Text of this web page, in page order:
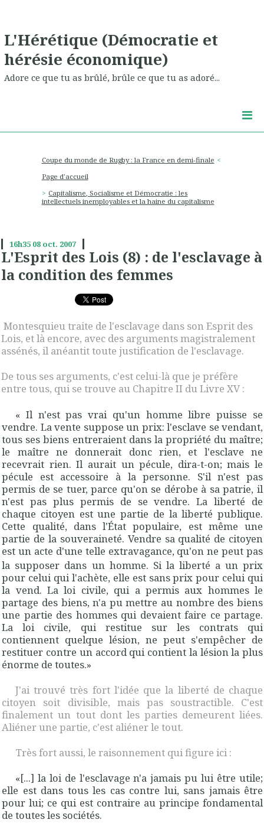
L'Hérétique (Démocratie et
hérésie économique)
Adore ce que tu as brûlé, brûle ce que tu as adoré...
Coupe du monde de Rugby : la France en demi-finale
Page d'accueil
Capitalisme, Socialisme et Démocratie : les
intellectuels inemployables et la haine du capitalisme
16h35 08 oct. 2007
L'Esprit des Lois (8) : de l'esclavage à
la condition des femmes
Montesquieu traite de l'esclavage dans son Esprit des
Lois, et là encore, avec des arguments magistralement
assénés, il anéantit toute justification de l'esclavage.
De tous ses arguments, c'est celui-là que je préfère
entre tous, qui se trouve au Chapitre II du Livre XV :
« Il n'est pas vrai qu'un homme libre puisse se
vendre. La vente suppose un prix: l'esclave se vendant,
tous ses biens entreraient dans la propriété du maître;
le maître ne donnerait donc rien, et l'esclave ne
recevrait rien. Il aurait unpécule, dira-t-on; mais le
pécule est accessoire à la personne. S'il n'est pas
permis de se tuer, parce qu'on se dérobe à sa patrie, il
n'est pas plus permis de se vendre. La liberté de
chaque citoyen est une partie de la liberté publique.
Cette qualité, dans l'État populaire, est même une
partie de la souveraineté. Vendre sa qualité de citoyen
est un acte d'une telle extravagance, qu'on ne peut pas
la supposer dans un homme. Si la liberté a un prix
pour celui qui l'achète, elle est sans prix pour celui qui
la vend. La loi civile, qui a permis aux hommes le
partage des biens, n'a pu mettre au nombre des biens
une partie des hommes qui devaient faire ce partage.
La loi civile, qui restitue sur les contrats qui
contiennent quelque lésion, ne peut s'empêcher de
restituer contre un accord qui contient la lésion la plus
énorme de toutes.»
J'ai trouvé très fort l'idée que la liberté de chaque
citoyen soit divisible, mais pas soustractible. C'est
finalement un tout dont les parties demeurent liées.
Aliéner une partie, c'est aliéner le tout.
Très fort aussi, le raisonnement qui figure ici :
«[...] la loi de l'esclavage n'a jamais pu lui être utile;
elle est dans tous les cas contre lui, sans jamais être
pour lui; ce qui est contraire au principe fondamental
de toutes les sociétés.